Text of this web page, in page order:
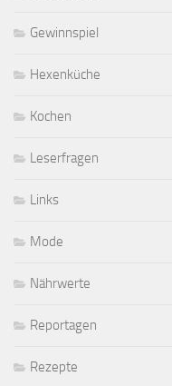
Gewinnspiel
Hexenküche
Kochen
Leserfragen
Links
Mode
Nährwerte
Reportagen
Rezepte